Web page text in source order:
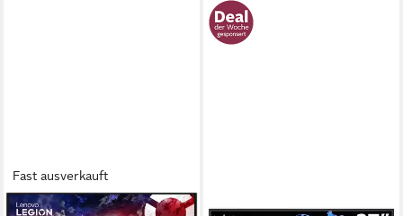
Fast ausverkauft
LENOVO KTC